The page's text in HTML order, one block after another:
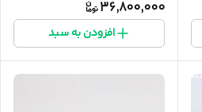
36,800,000
افزودن به سبد